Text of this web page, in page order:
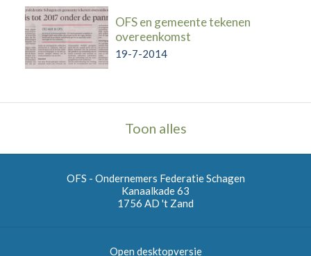
OFS en gemeente tekenen
overeenkomst
19-7-2014
Toon alles
OFS - Ondernemers Federatie Schagen
Kanaalkade 63
1756 AD 't Zand
Open desktopversie